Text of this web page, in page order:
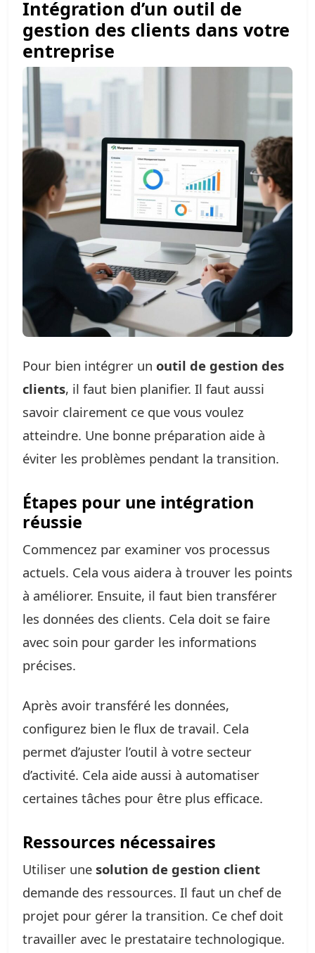
Intégration d’un outil de
gestion des clients dans votre
entreprise
Pour bien intégrer un outil de gestion des
clients, il faut bien planifier. Il faut aussi
savoir clairement ce que vous voulez
atteindre. Une bonne préparation aide à
éviter les problèmes pendant la transition.
Étapes pour une intégration
réussie
Commencez par examiner vos processus
actuels. Cela vous aidera à trouver les points
à améliorer. Ensuite, il faut bien transférer
les données des clients. Cela doit se faire
avec soin pour garder les informations
précises.
Après avoir transféré les données,
configurez bien le flux de travail. Cela
permet d’ajuster l’outil à votre secteur
d’activité. Cela aide aussi à automatiser
certaines tâches pour être plus efficace.
Ressources nécessaires
Utiliser une solution de gestion client
demande des ressources. Il faut un chef de
projet pour gérer la transition. Ce chef doit
travailler avec le prestataire technologique.